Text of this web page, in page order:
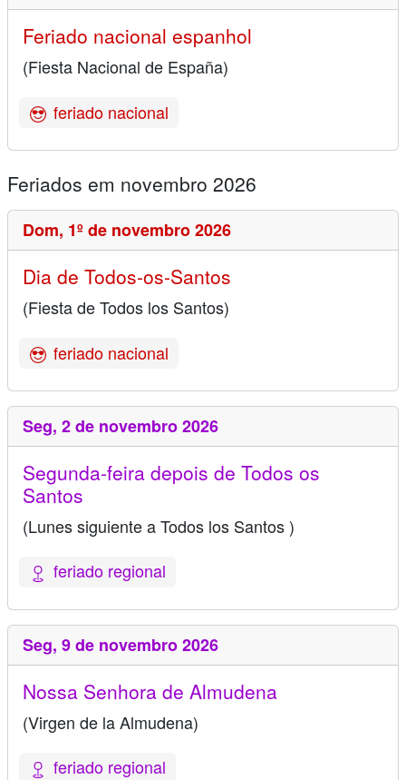
Feriado nacional espanhol
(Fiesta Nacional de España)
feriado nacional
Feriados em novembro 2026
Dom, 1º de novembro 2026
Dia de Todos-os-Santos
(Fiesta de Todos los Santos)
feriado nacional
Seg, 2 de novembro 2026
Segunda-feira depois de Todos os
Santos
(Lunes siguiente a Todos los Santos )
feriado regional
Seg, 9 de novembro 2026
Nossa Senhora de Almudena
(Virgen de la Almudena)
feriado regional